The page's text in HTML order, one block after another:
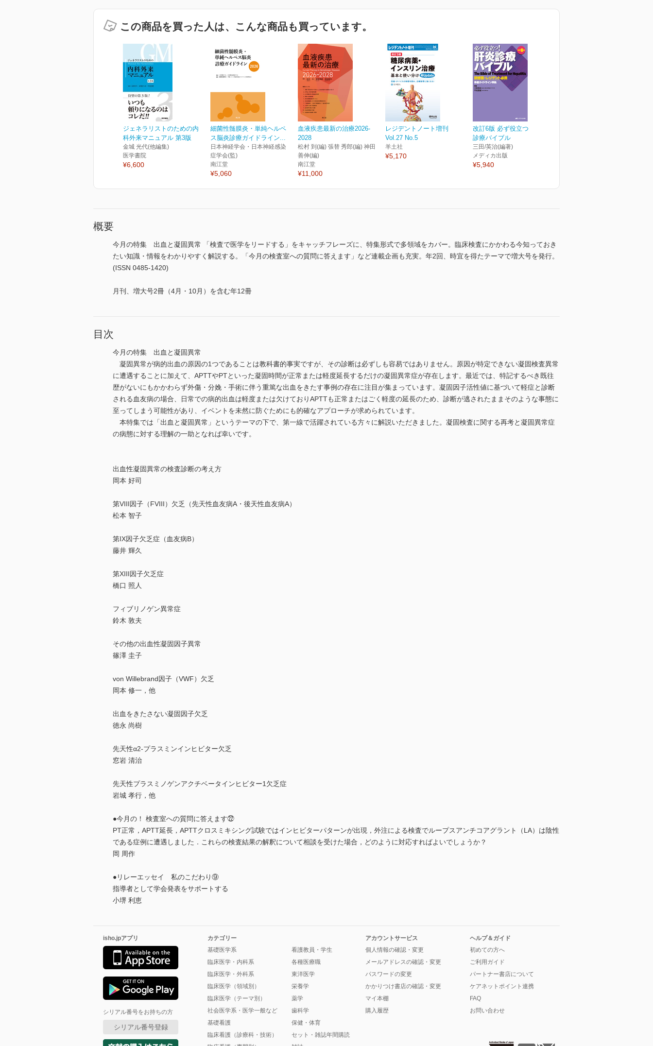
この商品を買った人は、こんな商品も買っています。
ジェネラリストのための内
科外来マニュアル 第3版
金城 光代(他編集)
医学書院
¥6,600
細菌性髄膜炎・単純ヘルペ
ス脳炎診療ガイドライン...
日本神経学会・日本神経感染
症学会(監)
南江堂
¥5,060
血液疾患最新の治療2026-
2028
松村 到(編) 張替 秀郎(編) 神田
善伸(編)
南江堂
¥11,000
レジデントノート増刊
Vol.27 No.5
羊土社
¥5,170
改訂6版 必ず役立つ！肝炎
診療バイブル
三田/英治(編著)
メディカ出版
¥5,940
概要
今月の特集 出血と凝固異常 「検査で医学をリードする」をキャッチフレーズに、特集形式で多領域をカバー。臨床検査にかかわる今知っておき
たい知識・情報をわかりやすく解説する。「今月の検査室への質問に答えます」など連載企画も充実。年2回、時宜を得たテーマで増大号を発行。
(ISSN 0485-1420)
月刊、増大号2冊（4月・10月）を含む年12冊
目次
今月の特集 出血と凝固異常
凝固異常が病的出血の原因の1つであることは教科書的事実ですが、その診断は必ずしも容易ではありません。原因が特定できない凝固検査異常
に遭遇することに加えて、APTTやPTといった凝固時間が正常または軽度延長するだけの凝固異常症が存在します。最近では、特記するべき既往
歴がないにもかかわらず外傷・分娩・手術に伴う重篤な出血をきたす事例の存在に注目が集まっています。凝固因子活性値に基づいて軽症と診断
される血友病の場合、日常での病的出血は軽度または欠けておりAPTTも正常またはごく軽度の延長のため、診断が逃されたままそのような事態に
至ってしまう可能性があり、イベントを未然に防ぐためにも的確なアプローチが求められています。
本特集では「出血と凝固異常」というテーマの下で、第一線で活躍されている方々に解説いただきました。凝固検査に関する再考と凝固異常症
の病態に対する理解の一助となれば幸いです。
出血性凝固異常の検査診断の考え方
岡本 好司
第VIII因子（FVIII）欠乏（先天性血友病A・後天性血友病A）
松本 智子
第IX因子欠乏症（血友病B）
藤井 輝久
第XIII因子欠乏症
橋口 照人
フィブリノゲン異常症
鈴木 敦夫
その他の出血性凝固因子異常
篠澤 圭子
von Willebrand因子（VWF）欠乏
岡本 修一，他
出血をきたさない凝固因子欠乏
徳永 尚樹
先天性α2-プラスミンインヒビター欠乏
窓岩 清治
先天性プラスミノゲンアクチベータインヒビター1欠乏症
岩城 孝行，他
●今月の！ 検査室への質問に答えます㉒
PT正常，APTT延長，APTTクロスミキシング試験ではインヒビターパターンが出現，外注による検査でループスアンチコアグラント（LA）は陰性
である症例に遭遇しました．これらの検査結果の解釈について相談を受けた場合，どのように対応すればよいでしょうか？
岡 周作
●リレーエッセイ 私のこだわり⑨
指導者として学会発表をサポートする
小堺 利恵
isho.jpアプリ
シリアル番号をお持ちの方
シリアル番号登録
カテゴリー
基礎医学系
臨床医学・内科系
臨床医学・外科系
臨床医学（領域別）
臨床医学（テーマ別）
社会医学系・医学一般など
基礎看護
臨床看護（診療科・技術）
看護教員・学生
各種医療職
東洋医学
栄養学
薬学
歯科学
保健・体育
セット・雑誌年間購読
アカウントサービス
個人情報の確認・変更
メールアドレスの確認・変更
パスワードの変更
かかりつけ書店の確認・変更
マイ本棚
購入履歴
ヘルプ＆ガイド
初めての方へ
ご利用ガイド
パートナー書店について
ケアネットポイント連携
FAQ
お問い合わせ